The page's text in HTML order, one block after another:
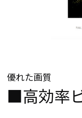
優れた画質
■高効率